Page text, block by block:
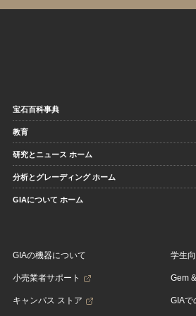
宝石百科事典
教育
研究とニュース ホーム
分析とグレーディング ホーム
GIAについて ホーム
GIAの機器について
小売業者サポート
キャンパス ストア
学生
Gem
GIAで